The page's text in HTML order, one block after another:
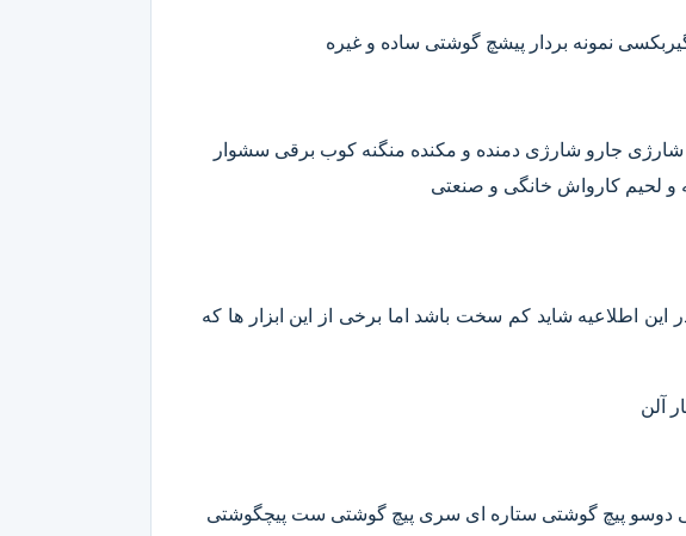
نمونه بردار پیشچ گوشتی ساده و غیره
جارو شارژی دمنده و مکنده منگنه کوب برقی سشوار
و لحیم کارواش خانگی و صنعتی
در این اطلاعیه شاید کم سخت باشد اما برخی از این ابزار ها که
آلن
دوسو پیچ گوشتی ستاره ای سری پیچ گوشتی ست پیچگوشتی